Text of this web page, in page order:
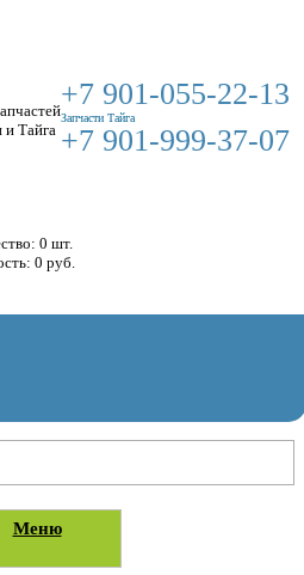
и Тайга
+7 901-055-22-13
Запчасти Тайга
+7 901-999-37-07
0 шт.
0 руб.
Меню